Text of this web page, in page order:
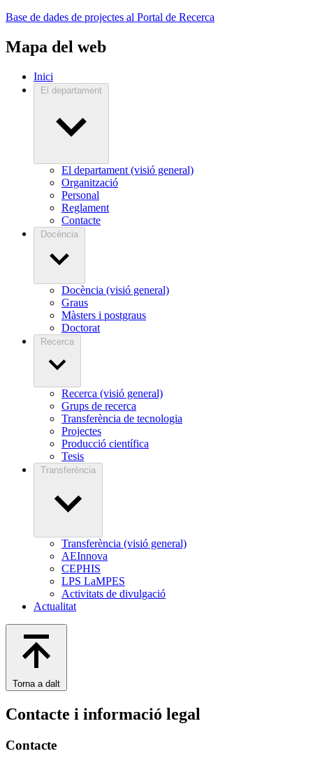
Base de dades de projectes al Portal de Recerca
Mapa del web
Inici
El departament
El departament (visió general)
Organització
Personal
Reglament
Contacte
Docència
Docència (visió general)
Graus
Màsters i postgraus
Doctorat
Recerca
Recerca (visió general)
Grups de recerca
Transferència de tecnologia
Projectes
Producció científica
Tesis
Transferència
Transferència (visió general)
AEInnova
CEPHIS
LPS LaMPES
Activitats de divulgació
Actualitat
Torna a dalt
Contacte i informació legal
Contacte